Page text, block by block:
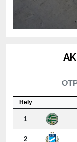
Hely
1
2